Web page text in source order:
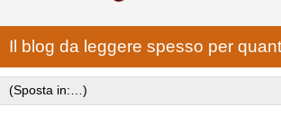
Il blog da leggere spesso per